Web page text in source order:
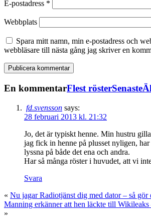
E-postadress *
Webbplats
Spara mitt namn, min e-postadress och
webbläsare till nästa gång jag skriver en
En kommentarFlest rösterSenaste
fd.svensson says:
28 februari 2013 kl. 21:32
Jo, det är typiskt henne. Min hustru
jag fick in henne på plusset nyligen,
lyssna på både det ena och andra.
Har så många röster i huvudet, att vi
Svara
« Nu jagar Radiotjänst dig med dator – så
Manning erkänner att hen läckte till Wikileaks
»